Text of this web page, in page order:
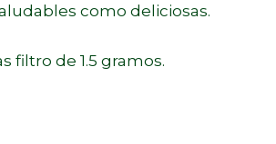
como deliciosas.
filtro de 1.5 gramos.